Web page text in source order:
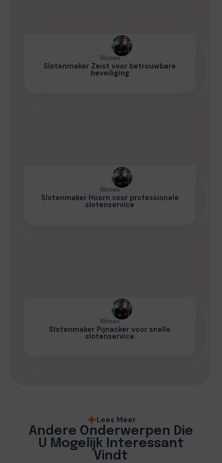
Wonen
Slotenmaker Zeist voor betrouwbare
beveiliging
Wonen
Slotenmaker Hoorn voor professionele
slotenservice
Wonen
Slotenmaker Pijnacker voor snelle
slotenservice
Lees Meer
Andere Onderwerpen Die
U Mogelijk Interessant
Vindt